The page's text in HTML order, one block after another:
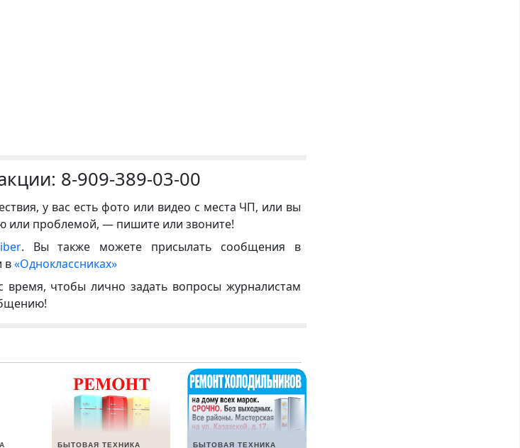
8-909-389-03-00
у вас есть фото или видео с места ЧП, или вы
или проблемой, — пишите или звоните!
. Вы также можете присылать сообщения в
в«Одноклассниках»
время, чтобы лично задать вопросы журналистам
БЫТОВАЯ ТЕХНИКА БЫТОВАЯ ТЕХНИКА